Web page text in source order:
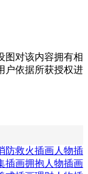
图对该内容拥有相
户依据所获授权进
防救火插画人物插
插画拥抱人物插画